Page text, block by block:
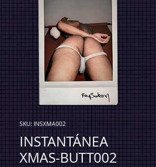
SKU: INSXMA002
INSTANTÁNEA
XMAS-BUTT002